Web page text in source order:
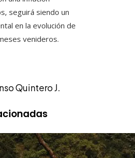
seguirá siendo un
en la evolución de
venideros.
Quintero J.